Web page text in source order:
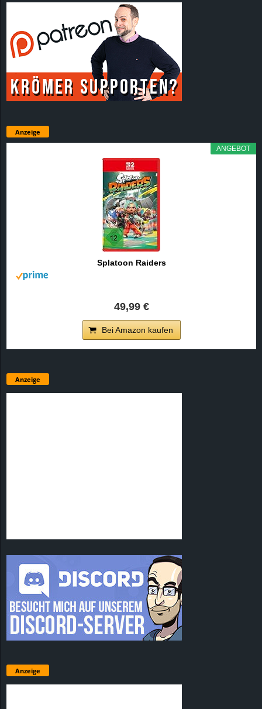
Anzeige
ANGEBOT
Splatoon Raiders
49,99 €
Bei Amazon kaufen
Anzeige
Anzeige